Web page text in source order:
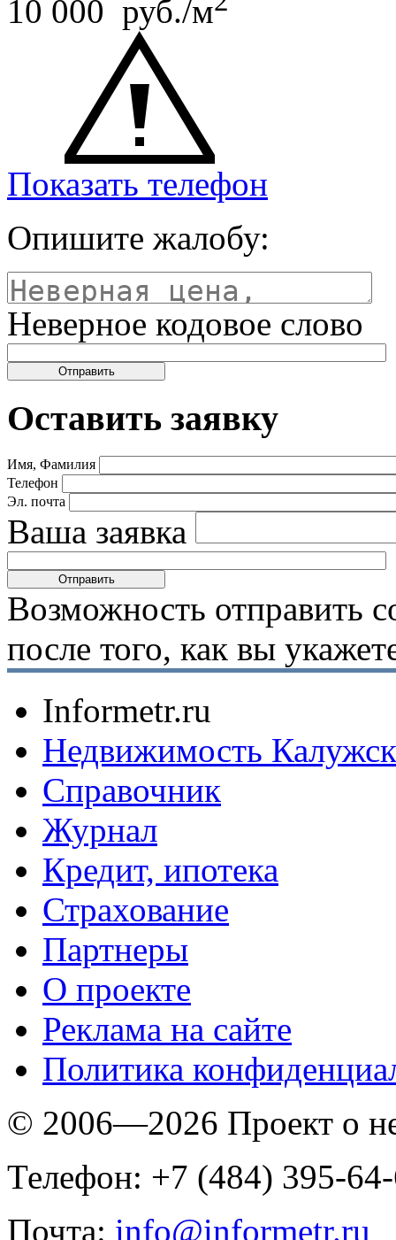
10 000 руб./м
Показать телефон
Опишите жалобу:
Неверное кодовое слово
Оставить заявку
Имя, Фамилия
Телефон
Эл. почта
Ваша заявка
Возможность отправить
после того, как вы
Informetr.ru
Недвижимость
Справочник
Журнал
Кредит, ипотека
Страхование
Партнеры
O проекте
Реклама на сайте
Политика
© 2006—2026 Проект о
Телефон: +7 (484) 395-
Почта: info@informetr.ru